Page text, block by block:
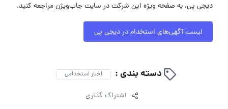
دیجی پی، به صفحه ویژه این شرکت در سایت جاب‌ویژن مراجعه کنید.
لیست آگهی‌های استخدام در دیجی پی
دسته بندی : اخبار استخدامی
اشتراک گذاری